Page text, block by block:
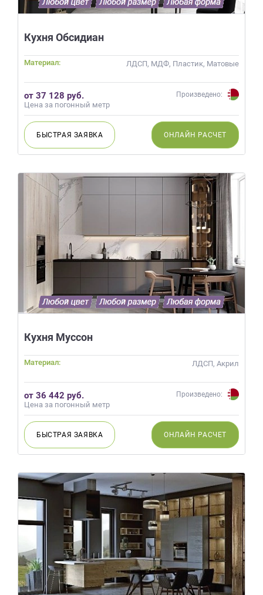
Кухня Обсидиан
Материал: ЛДСП, МДФ, Пластик, Матовые
от 37 128 руб.
Цена за погонный метр
Произведено:
БЫСТРАЯ ЗАЯВКА ОНЛАЙН РАСЧЕТ
Кухня Муссон
Материал: ЛДСП, Акрил
от 36 442 руб.
Цена за погонный метр
Произведено:
БЫСТРАЯ ЗАЯВКА ОНЛАЙН РАСЧЕТ